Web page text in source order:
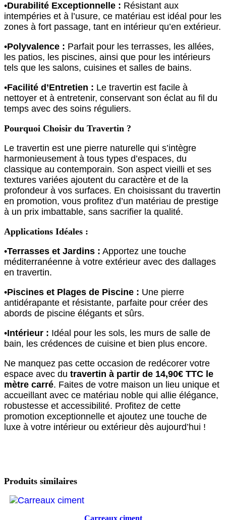
•Durabilité Exceptionnelle : Résistant aux
intempéries et à l’usure, ce matériau est idéal pour les
zones à fort passage, tant en intérieur qu’en extérieur.
•Polyvalence : Parfait pour les terrasses, les allées,
les patios, les piscines, ainsi que pour les intérieurs
tels que les salons, cuisines et salles de bains.
•Facilité d’Entretien : Le travertin est facile à
nettoyer et à entretenir, conservant son éclat au fil du
temps avec des soins réguliers.
Pourquoi Choisir du Travertin ?
Le travertin est une pierre naturelle qui s’intègre
harmonieusement à tous types d’espaces, du
classique au contemporain. Son aspect vieilli et ses
textures variées ajoutent du caractère et de la
profondeur à vos surfaces. En choisissant du travertin
en promotion, vous profitez d’un matériau de prestige
à un prix imbattable, sans sacrifier la qualité.
Applications Idéales :
•Terrasses et Jardins : Apportez une touche
méditerranéenne à votre extérieur avec des dallages
en travertin.
•Piscines et Plages de Piscine : Une pierre
antidérapante et résistante, parfaite pour créer des
abords de piscine élégants et sûrs.
•Intérieur : Idéal pour les sols, les murs de salle de
bain, les crédences de cuisine et bien plus encore.
Ne manquez pas cette occasion de redécorer votre
espace avec du travertin à partir de 14,90€ TTC le
mètre carré. Faites de votre maison un lieu unique et
accueillant avec ce matériau noble qui allie élégance,
robustesse et accessibilité. Profitez de cette
promotion exceptionnelle et ajoutez une touche de
luxe à votre intérieur ou extérieur dès aujourd’hui !
Produits similaires
Carreaux ciment